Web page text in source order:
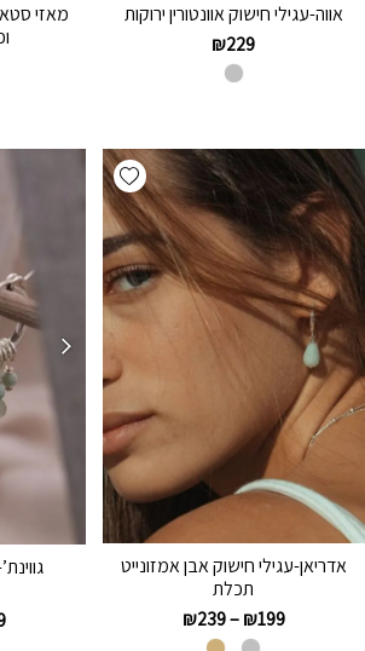
אווה-עגילי חישוק אוונטורין ירוקות
₪229
מאזי
Add wishlist
אדריאן-עגילי חישוק אבן אמזונייט
תכלת
₪199
–
₪239